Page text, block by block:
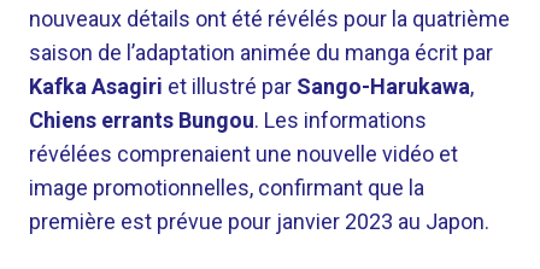
nouveaux détails ont été révélés pour la quatrième
saison de l’adaptation animée du manga écrit par
Kafka Asagiri et illustré par Sango-Harukawa,
Chiens errants Bungou. Les informations
révélées comprenaient une nouvelle vidéo et
image promotionnelles, confirmant que la
première est prévue pour janvier 2023 au Japon.